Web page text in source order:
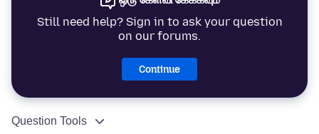
Still need help? Sign in to ask your question
on our forums.
Continue
Question Tools